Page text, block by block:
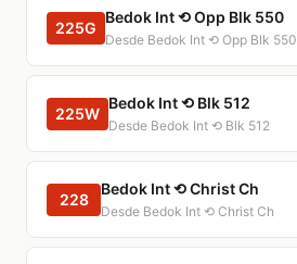
225G
Bedok Int ⟲ Opp Blk 550
Desde Bedok Int ⟲ Opp Blk 550
225W
Bedok Int ⟲ Blk 512
Desde Bedok Int ⟲ Blk 512
228
Bedok Int ⟲ Christ Ch
Desde Bedok Int ⟲ Christ Ch